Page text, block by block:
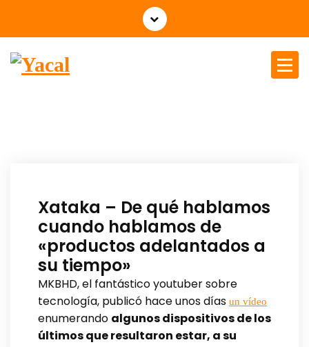
Xataka – De qué hablamos
cuando hablamos de
«productos adelantados a
su tiempo»
MKBHD, el fantástico youtuber sobre
tecnología, publicó hace unos días un vídeo
enumerando algunos dispositivos de los
últimos que resultaron estar, a su